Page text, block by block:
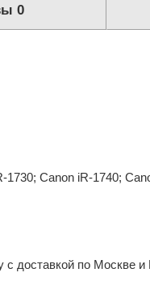
0
1730; Canon iR-1740;
с доставкой по Москве и